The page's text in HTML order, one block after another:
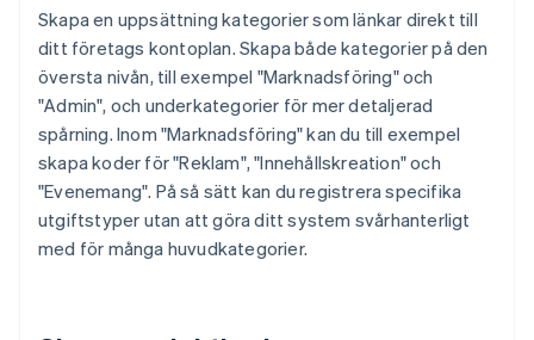
Skapa en uppsättning kategorier som länkar direkt till
ditt företags kontoplan. Skapa både kategorier på den
översta nivån, till exempel "Marknadsföring" och
"Admin", och underkategorier för mer detaljerad
spårning. Inom "Marknadsföring" kan du till exempel
skapa koder för "Reklam", "Innehållskreation" och
"Evenemang". På så sätt kan du registrera specifika
utgiftstyper utan att göra ditt system svårhanterligt
med för många huvudkategorier.